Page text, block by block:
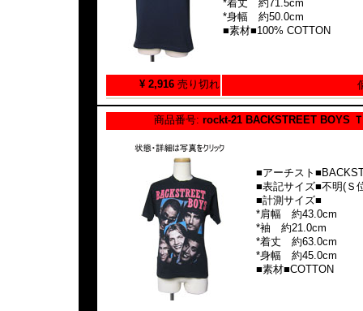
*着丈 約71.5cm
*身幅 約50.0cm
■素材■100% COTTON
¥ 2,916 売り切れ
商品番号: rockt-21 BACKSTREET BOYS
■アーチスト
■表記サイズ■不明(Ｓ
■計測サイズ■
*肩幅 約43.0cm
*袖 約21.0cm
*着丈 約63.0cm
*身幅 約45.0cm
■素材■COTTON